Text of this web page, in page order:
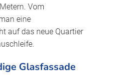
Vom
eine
auf das neue Quartier
Glasfassade